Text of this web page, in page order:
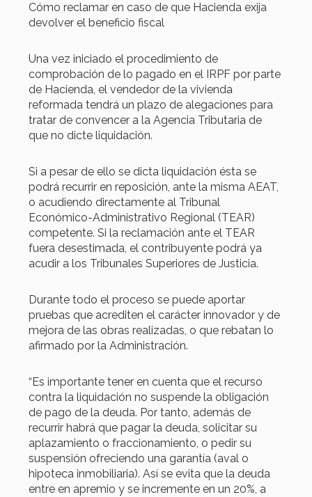
Cómo reclamar en caso de que Hacienda exija
devolver el beneficio fiscal
Una vez iniciado el procedimiento de
comprobación de lo pagado en el IRPF por parte
de Hacienda, el vendedor de la vivienda
reformada tendrá un plazo de alegaciones para
tratar de convencer a la Agencia Tributaria de
que no dicte liquidación.
Si a pesar de ello se dicta liquidación ésta se
podrá recurrir en reposición, ante la misma AEAT,
o acudiendo directamente al Tribunal
Económico-Administrativo Regional (TEAR)
competente. Si la reclamación ante el TEAR
fuera desestimada, el contribuyente podrá ya
acudir a los Tribunales Superiores de Justicia.
Durante todo el proceso se puede aportar
pruebas que acrediten el carácter innovador y de
mejora de las obras realizadas, o que rebatan lo
afirmado por la Administración.
“Es importante tener en cuenta que el recurso
contra la liquidación no suspende la obligación
de pago de la deuda. Por tanto, además de
recurrir habrá que pagar la deuda, solicitar su
aplazamiento o fraccionamiento, o pedir su
suspensión ofreciendo una garantía (aval o
hipoteca inmobiliaria). Así se evita que la deuda
entre en apremio y se incremente en un 20%, a